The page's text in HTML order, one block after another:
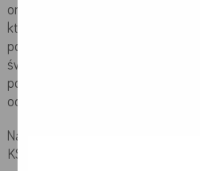
onkologicznym w ramach
które służą usystematyzowaniu
postrzegania koordynacji. Ośrodki
świadczeń pacjentom na tym
postępowaniem diagnostyczno-
od miejsca zamieszkania.
Należy podkreślić, że każda
KSO będzie mieć koordynatorów.